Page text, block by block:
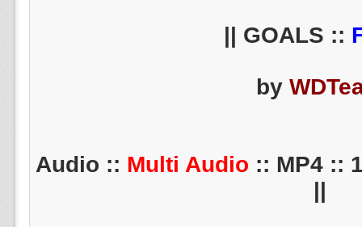
by
Multi Audio :: MP4 ::